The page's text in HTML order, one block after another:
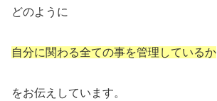
どのように
自分に関わる全ての事を管理しているか
をお伝えしています。